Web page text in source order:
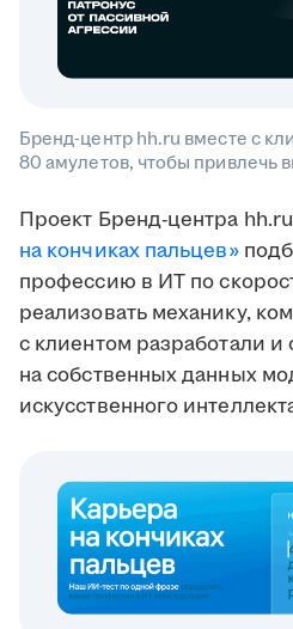
Бренд-центр hh.ru вместе с
80 амулетов, чтобы привлечь
Проект Бренд-центра
на кончиках пальцев»
профессию в ИТ по
реализовать механику,
с клиентом разработали и
на собственных данных
искусственного